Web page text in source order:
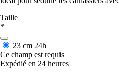
Taille
*
23 cm 24h
Ce champ est requis
Expédié en 24 heures